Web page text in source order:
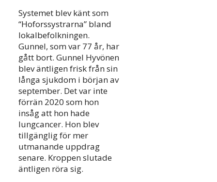
Systemet blev känt som
“Hoforssystrarna” bland
lokalbefolkningen.
Gunnel, som var 77 år, har
gått bort. Gunnel Hyvönen
blev äntligen frisk från sin
långa sjukdom i början av
september. Det var inte
förrän 2020 som hon
insåg att hon hade
lungcancer. Hon blev
tillgänglig för mer
utmanande uppdrag
senare. Kroppen slutade
äntligen röra sig.